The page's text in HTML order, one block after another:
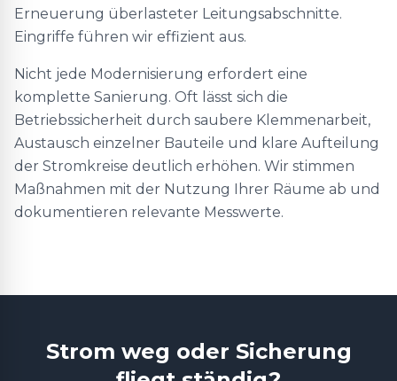
Erneuerung überlasteter Leitungsabschnitte.
Eingriffe führen wir effizient aus.
Nicht jede Modernisierung erfordert eine
komplette Sanierung. Oft lässt sich die
Betriebssicherheit durch saubere Klemmenarbeit,
Austausch einzelner Bauteile und klare Aufteilung
der Stromkreise deutlich erhöhen. Wir stimmen
Maßnahmen mit der Nutzung Ihrer Räume ab und
dokumentieren relevante Messwerte.
Strom weg oder Sicherung